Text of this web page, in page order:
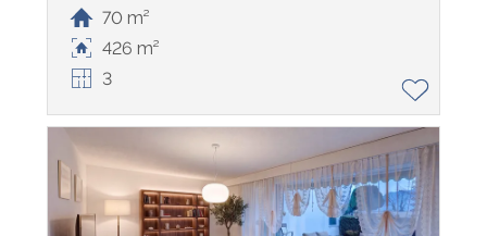
70 m²
426 m²
3